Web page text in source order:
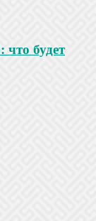
что будет